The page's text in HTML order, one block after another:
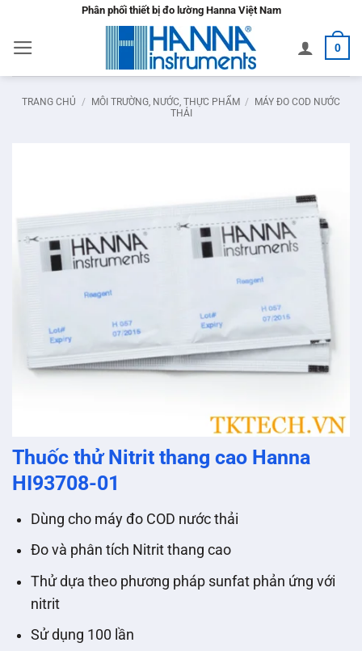
nội
dung
Phân phối thiết bị đo lường Hanna Việt Nam
0
TRANG CHỦ / MÔI TRƯỜNG, NƯỚC, THỰC PHẨM /
MÁY ĐO COD NƯỚC
THẢI
Thuốc thử Nitrit thang cao Hanna
HI93708-01
Dùng cho máy đo COD nước thải
Đo và phân tích Nitrit thang cao
Thử dựa theo phương pháp sunfat phản ứng với
nitrit
Sử dụng 100 lần